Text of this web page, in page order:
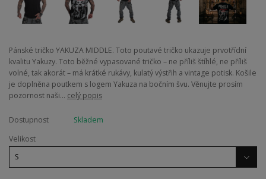
Pánské tričko YAKUZA MIDDLE. Toto poutavé tričko ukazuje prvotřídní
kvalitu Yakuzy. Toto běžné vypasované tričko – ne příliš štíhlé, ne příliš
volné, tak akorát – má krátké rukávy, kulatý výstřih a vintage potisk. Košile
je doplněna poutkem s logem Yakuza na bočním švu. Věnujte prosím
pozornost naši... celý popis
Dostupnost
Skladem
Velikost